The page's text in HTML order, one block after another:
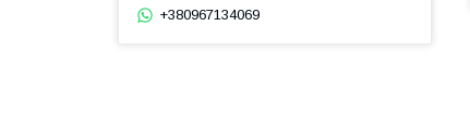
+380967134069